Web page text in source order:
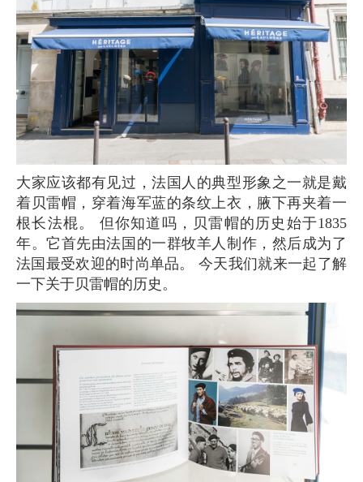
大家应该都有见过，法国人的典型形象之一就是戴
着贝雷帽，穿着海军蓝的条纹上衣，腋下再夹着一
根长法棍。 但你知道吗，贝雷帽的历史始于1835
年。它首先由法国的一群牧羊人制作，然后成为了
法国最受欢迎的时尚单品。 今天我们就来一起了解
一下关于贝雷帽的历史。